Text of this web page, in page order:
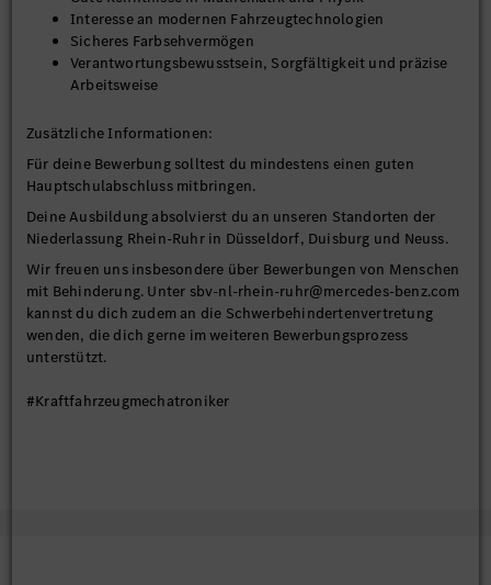
Interesse an modernen Fahrzeugtechnologien
Sicheres Farbsehvermögen
Verantwortungsbewusstsein, Sorgfältigkeit und präzise
Arbeitsweise
Zusätzliche Informationen:
Für deine Bewerbung solltest du mindestens einen guten
Hauptschulabschluss mitbringen.
Deine Ausbildung absolvierst du an unseren Standorten der
Niederlassung Rhein-Ruhr in Düsseldorf, Duisburg und Neuss.
Wir freuen uns insbesondere über Bewerbungen von Menschen
mit Behinderung. Unter sbv-nl-rhein-ruhr@mercedes-benz.com
kannst du dich zudem an die Schwerbehindertenvertretung
wenden, die dich gerne im weiteren Bewerbungsprozess
unterstützt.
#Kraftfahrzeugmechatroniker